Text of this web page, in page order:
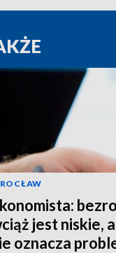
jest niskie,
oznacza